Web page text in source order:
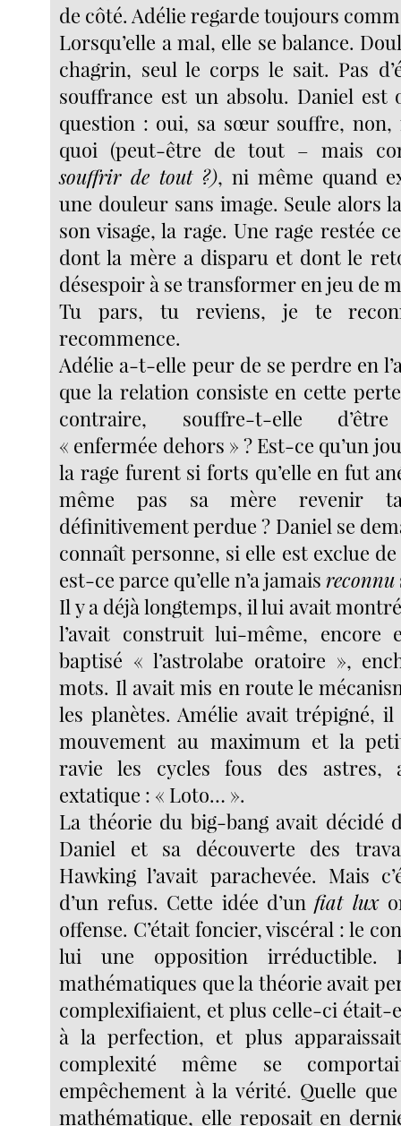
de côté. Adélie regarde toujours
Lorsqu’elle a mal, elle se balance.
chagrin, seul le corps le sait. Pas
souffrance est un absolu. Daniel est
question : oui, sa sœur souffre, non,
quoi (peut-être de tout – mais
souffrir de tout ?), ni même quand
une douleur sans image. Seule alors
son visage, la rage. Une rage restée
dont la mère a disparu et dont le
désespoir à se transformer en jeu de
Tu pars, tu reviens, je te
recommence.
Adélie a-t-elle peur de se perdre en
que la relation consiste en cette
contraire, souffre-t-elle d’être
« enfermée dehors » ? Est-ce qu’un
la rage furent si forts qu’elle en fut
même pas sa mère revenir
définitivement perdue ? Daniel se
connaît personne, si elle est exclue
est-ce parce qu’elle n’a jamaisreconnu
Il y a déjà longtemps, il lui avait
l’avait construit lui-même, encore
baptisé « l’astrolabe oratoire »,
mots. Il avait mis en route le
les planètes. Amélie avait trépigné, il
mouvement au maximum et la
ravie les cycles fous des astres,
extatique : « Loto… ».
La théorie du big-bang avait décidé
Daniel et sa découverte des
Hawking l’avait parachevée. Mais
d’un refus. Cette idée d’unfiat lux
offense. C’était foncier, viscéral : le
lui une opposition irréductible.
mathématiques que la théorie avait
complexifiaient, et plus celle-ci était-
à la perfection, et plus
complexité même se
empêchement à la vérité. Quelle
mathématique, elle reposait en